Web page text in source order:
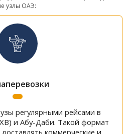
узлы ОАЭ:
регулярными рейсами в
и Абу-Даби. Такой формат
коммерческие и